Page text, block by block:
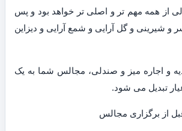
از همه مهم تر و اصلی تر خواهد بود و پس
و شیرینی و گل آرایی و شمع آرایی و دیزاین
و اجاره میز و صندلی، مجالس شما به یک
تبدیل می شود.
از برگزاری مجالس